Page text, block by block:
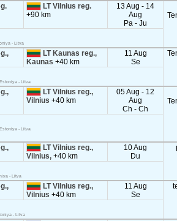
LT Vilnius reg.
+90 km
13 Aug - 14
Aug
Pa - Ju
- Litva
LT Kaunas reg.,
Kaunas+40 km
11 Aug
Se
- Litva
LT Vilnius reg.,
Vilnius+40 km
05 Aug - 12
Aug
Ch - Ch
- Litva
LT Vilnius reg.,
Vilnius,+40 km
10 Aug
Du
- Litva
LT Vilnius reg.,
Vilnius+40 km
11 Aug
Se
- Litva